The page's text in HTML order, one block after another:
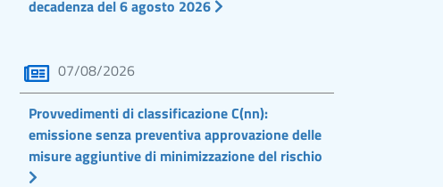
decadenza del 6 agosto 2026
07/08/2026
Provvedimenti di classificazione C(nn):
emissione senza preventiva approvazione delle
misure aggiuntive di minimizzazione del rischio